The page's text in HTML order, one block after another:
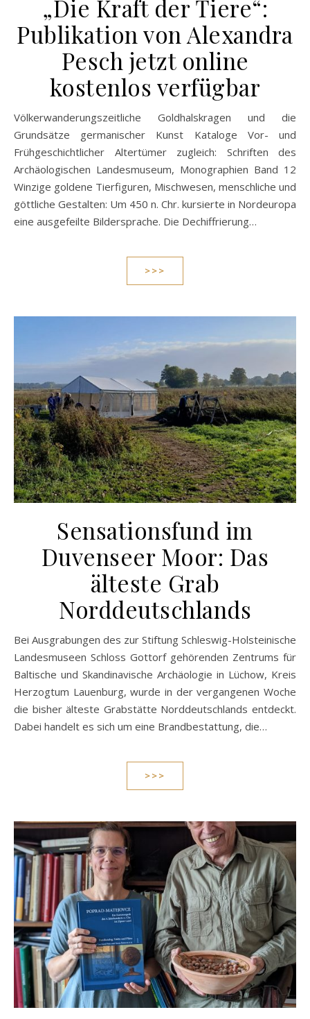
„Die Kraft der Tiere“:
Publikation von Alexandra
Pesch jetzt online
kostenlos verfügbar
Völkerwanderungszeitliche Goldhalskragen und die
Grundsätze germanischer Kunst Kataloge Vor- und
Frühgeschichtlicher Altertümer zugleich: Schriften des
Archäologischen Landesmuseum, Monographien Band 12
Winzige goldene Tierfiguren, Mischwesen, menschliche und
göttliche Gestalten: Um 450 n. Chr. kursierte in Nordeuropa
eine ausgefeilte Bildersprache. Die Dechiffrierung…
>>>
Sensationsfund im
Duvenseer Moor: Das
älteste Grab
Norddeutschlands
Bei Ausgrabungen des zur Stiftung Schleswig-Holsteinische
Landesmuseen Schloss Gottorf gehörenden Zentrums für
Baltische und Skandinavische Archäologie in Lüchow, Kreis
Herzogtum Lauenburg, wurde in der vergangenen Woche
die bisher älteste Grabstätte Norddeutschlands entdeckt.
Dabei handelt es sich um eine Brandbestattung, die…
>>>